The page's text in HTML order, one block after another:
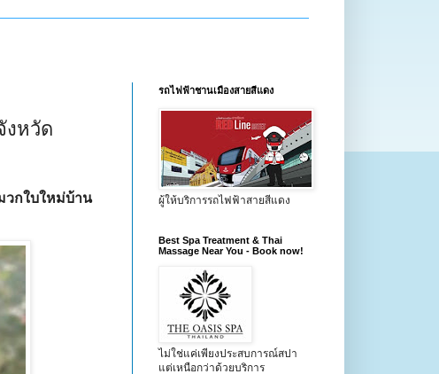
งหวัด
กใบใหม่บ้าน
รถไฟฟ้าชานเมืองสายสีแดง
ผู้ให้บริการรถไฟฟ้าสายสีแดง
Best Spa Treatment & Thai
Massage Near You - Book now!
ไม่ใช่แค่เพียงประสบการณ์สปา
แต่เหนือกว่าด้วยบริการ